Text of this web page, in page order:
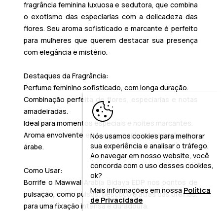
fragrância feminina luxuosa e sedutora, que combina
o exotismo das especiarias com a delicadeza das
flores. Seu aroma sofisticado e marcante é perfeito
para mulheres que querem destacar sua presença
com elegância e mistério.
Destaques da Fragrância:
Perfume feminino sofisticado, com longa duração.
Combinação perfeita de flores, especiarias e notas
amadeiradas.
Ideal para momentos especiais e noites marcantes.
Aroma envolvente e luxuoso, inspirado na perfumaria
árabe.
Como Usar:
Borrife o Mawwal Arabia Bidaya EDP nos pontos de
pulsação, como pulsos, pescoço e atrás das orelhas,
para uma fixação intensa e duradoura.
Nós usamos cookies para melhorar
sua experiência e analisar o tráfego.
Ao navegar em nosso website, você
concorda com o uso desses cookies,
ok?
Mais informações em nossaPolítica
de Privacidade